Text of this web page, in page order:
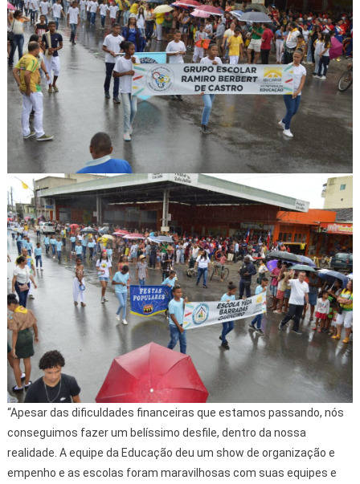
“Apesar das dificuldades financeiras que estamos passando, nós
conseguimos fazer um belíssimo desfile, dentro da nossa
realidade. A equipe da Educação deu um show de organização e
empenho e as escolas foram maravilhosas com suas equipes e